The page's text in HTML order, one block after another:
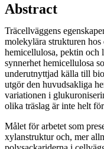
Abstract
Träcellväggens
molekylära strukturen
hemicellulosa, pektin och
synnerhet hemicellulosa
underutnyttjad källa till
utgör den huvudsakliga
variationen i
olika träslag är inte helt
Målet för arbetet som
xylanstruktur och, mer